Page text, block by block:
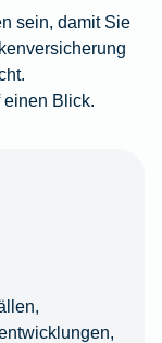
sein, damit Sie
Blick.